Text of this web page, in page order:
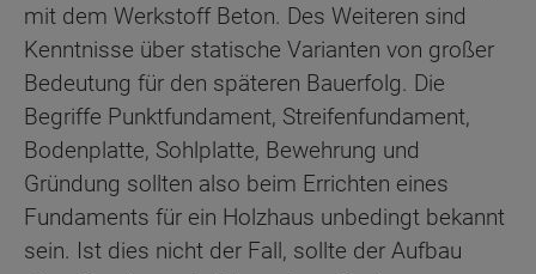
mit dem Werkstoff Beton. Des Weiteren sind
Kenntnisse über statische Varianten von großer
Bedeutung für den späteren Bauerfolg. Die
Begriffe Punktfundament, Streifenfundament,
Bodenplatte, Sohlplatte, Bewehrung und
Gründung sollten also beim Errichten eines
Fundaments für ein Holzhaus unbedingt bekannt
sein. Ist dies nicht der Fall, sollte der Aufbau